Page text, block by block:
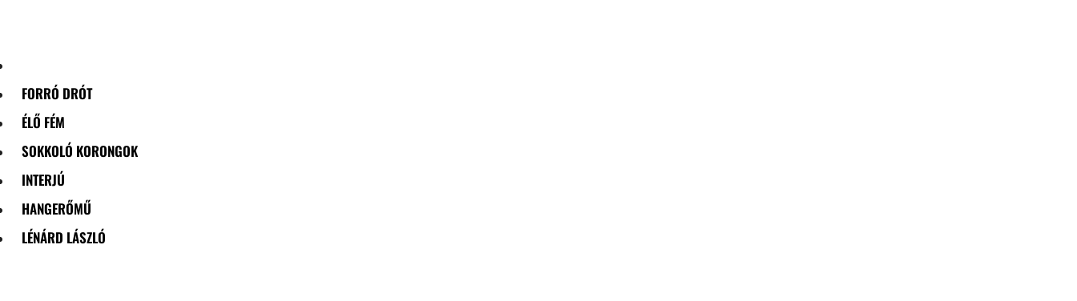
FORRÓ DRÓT
ÉLŐ FÉM
SOKKOLÓ KORONGOK
INTERJÚ
HANGERŐMŰ
LÉNÁRD LÁSZLÓ